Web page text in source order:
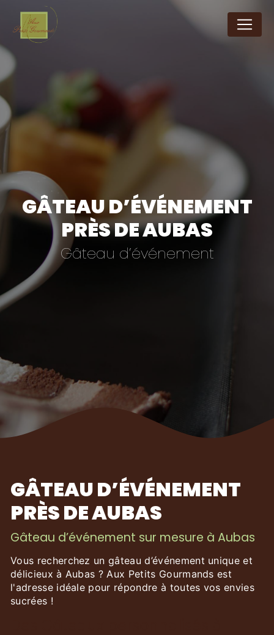
GÂTEAU D’ÉVÉNEMENT
PRÈS DE AUBAS
Gâteau d’événement
GÂTEAU D’ÉVÉNEMENT
PRÈS DE AUBAS
Gâteau d’événement sur mesure à Aubas
Vous recherchez un gâteau d’événement unique et
délicieux à Aubas ? Aux Petits Gourmands est
l'adresse idéale pour répondre à toutes vos envies
sucrées !
Panneau de gestion des cookies